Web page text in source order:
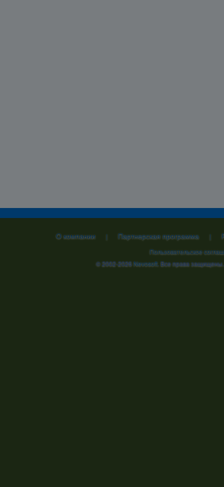
О компании | Партнерская программа |
Пользовательское
© 2002-2026Nevosoft. Все права защищены